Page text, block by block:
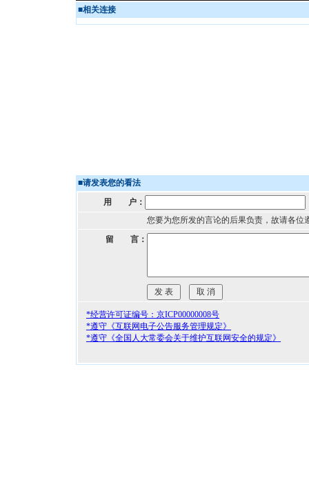
■相关连接
■请发表您的看法
用 户：
您要为您所发的言论的后果负责，故请各位
留 言：
*经营许可证编号：京ICP00000008号
*遵守《互联网电子公告服务管理规定》
*遵守《全国人大常委会关于维护互联网安全的规定》